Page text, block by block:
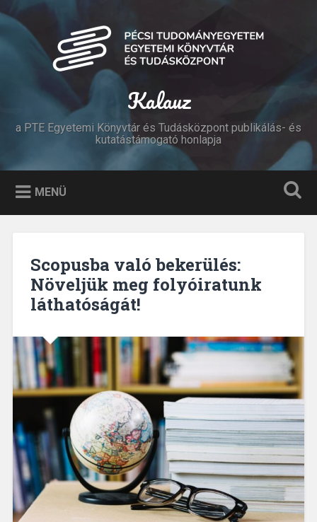
Tovább
tartalomhoz
Keresés
Kalauz
a PTE Egyetemi Könyvtár és Tudásközpont publikálás- és
kutatástámogató honlapja
MENÜ
Scopusba való bekerülés:
Növeljük meg folyóiratunk
láthatóságát!